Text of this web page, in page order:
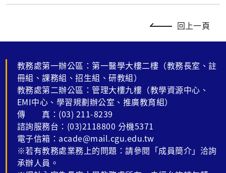
回上一頁
教務處第一辦公區：第一醫學大樓二樓（教務長室、註
冊組、課務組、招生組、研教組）
教務處第二辦公區：管理大樓九樓（教學資源中心、
EMI中心、學習規劃辦公室、推廣教育組）
傳 真：(03) 211-8239
諮詢服務台：(03)2118800 分機5371
電子信箱：acade@mail.cgu.edu.tw
※若有教務處業務上的問題：請參閱「成員簡介」洽詢
承辦人員。